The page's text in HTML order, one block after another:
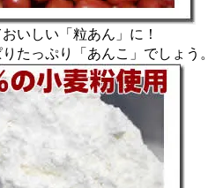
いしい「粒あん」に！
たっぷり「あんこ」でしょう。